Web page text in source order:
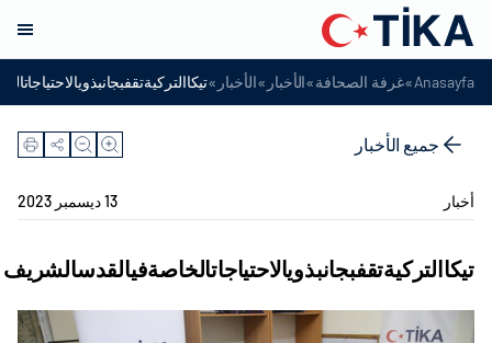
Anasayfa
»غرفة الصحافة»الأخبار »الأخبار »
جميع الأخبار
أخبار 13 ديسمبر 2023
تيكاالتركيةتقفبجانبذويالاحتياجاتالخاصةفيالقدسالشريف